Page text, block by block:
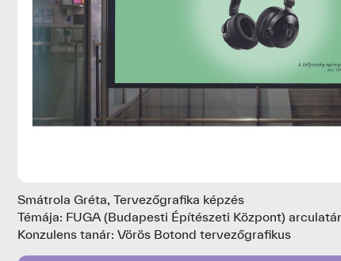
Smátrola Gréta, Tervezőgrafika képzés
Témája: FUGA (Budapesti Építészeti Központ)
Konzulens tanár: Vörös Botond tervezőgrafikus